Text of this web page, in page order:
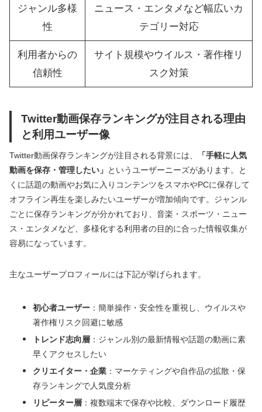
ジャンル多様
性
ニュース・エンタメなど幅広いカ
テゴリー対応
利用者からの
信頼性
サイト規模やウイルス・著作権リ
スク対策
Twitter動画保存ランキングが注目される理由
と利用ユーザー像
Twitter動画保存ランキングが注目される背景には、
「手軽に人気
動画を保存・管理したい」 というユーザーニーズがあります。と
くに話題の動画やお気に入りコンテンツをスマホやPCに保存して
オフライン再生を楽しみたいユーザーが増加傾向です。ジャンル
ごとに保存ランキングが分かれており、音楽・スポーツ・ニュー
ス・エンタメなど、多様化する利用者の目的に合った情報収集が
容易になっています。
主なユーザープロフィールには下記が挙げられます。
初心者ユーザー ：簡単操作・安全性を重視し、ウイルスや
著作権リスク回避に敏感
トレンド志向層 ：ジャンル別の最新情報や話題の動画に素
早くアクセスしたい
クリエイター・企業 ：マーケティングや自作品の拡散・保
存ランキングで人気度分析
リピーター層 ：複数端末で保存や比較、ダウンロード履歴